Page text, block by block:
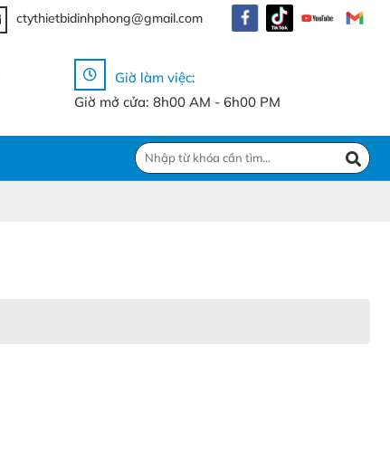
ctythietbidinhphong@gmail.com
Giờ làm việc:
Giờ mở cửa: 8h00 AM - 6h00 PM